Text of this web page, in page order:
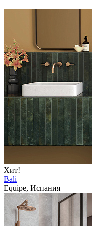
Хит!
Bali
Equipe, Испания